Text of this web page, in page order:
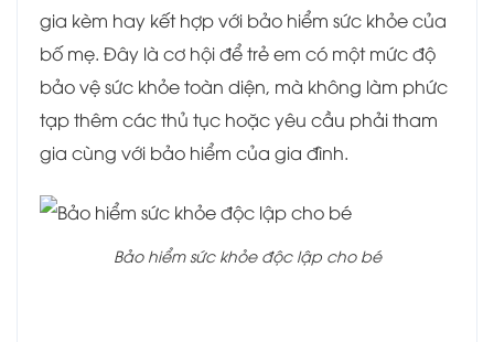
gia kèm hay kết hợp với bảo hiểm sức khỏe của
bố mẹ. Đây là cơ hội để trẻ em có một mức độ
bảo vệ sức khỏe toàn diện, mà không làm phức
tạp thêm các thủ tục hoặc yêu cầu phải tham
gia cùng với bảo hiểm của gia đình.
Bảo hiểm sức khỏe độc lập cho bé